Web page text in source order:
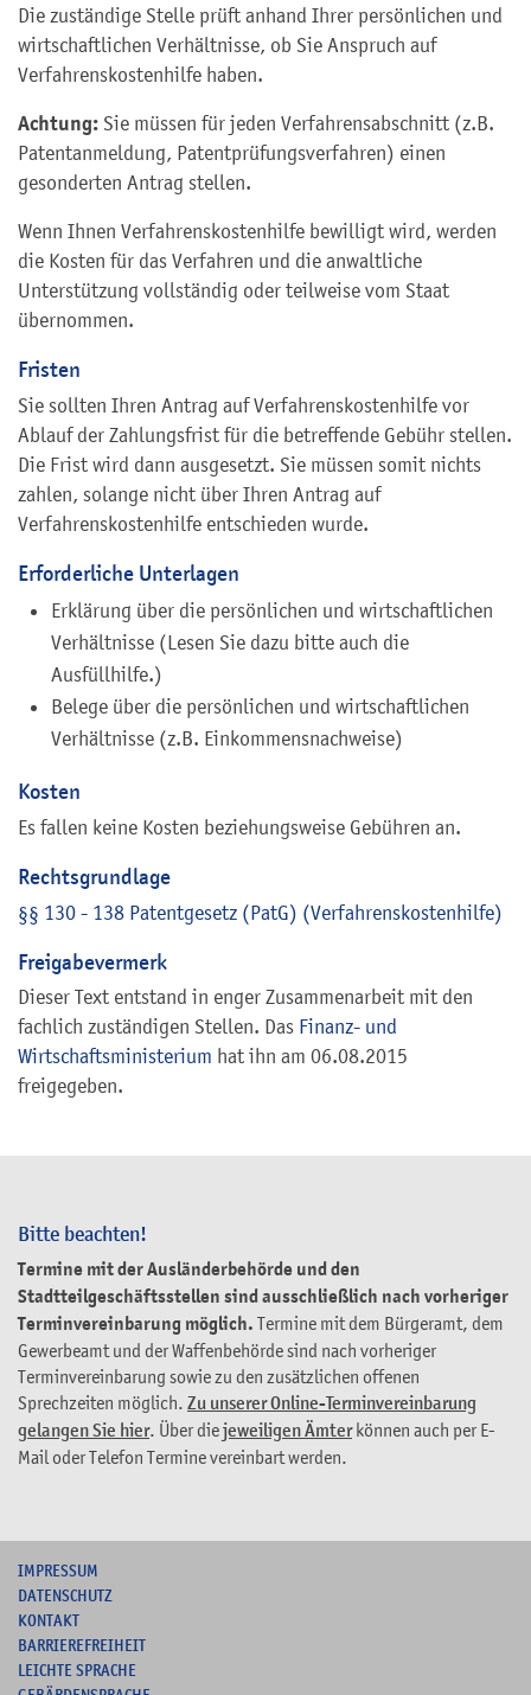
Bitte beachten!
Termine mit der Ausländerbehörde und den
Stadtteilgeschäftsstellen sind ausschließlich nach vorheriger
Terminvereinbarung möglich. Termine mit dem Bürgeramt, dem
Gewerbeamt und der Waffenbehörde sind nach vorheriger
Terminvereinbarung sowie zu den zusätzlichen offenen
Sprechzeiten möglich. Zu unserer Online-Terminvereinbarung
gelangen Sie hier. Über diejeweiligen Ämterkönnen auch per E-
Mail oder Telefon Termine vereinbart werden.
Die zuständige Stelle prüft anhand Ihrer persönlichen und
wirtschaftlichen Verhältnisse, ob Sie Anspruch auf
Verfahrenskostenhilfe haben.
Achtung: Sie müssen für jeden Verfahrensabschnitt (z.B.
Patentanmeldung, Patentprüfungsverfahren) einen
gesonderten Antrag stellen.
Wenn Ihnen Verfahrenskostenhilfe bewilligt wird, werden
die Kosten für das Verfahren und die anwaltliche
Unterstützung vollständig oder teilweise vom Staat
übernommen.
Fristen
Sie sollten Ihren Antrag auf Verfahrenskostenhilfe vor
Ablauf der Zahlungsfrist für die betreffende Gebühr stellen.
Die Frist wird dann ausgesetzt. Sie müssen somit nichts
zahlen, solange nicht über Ihren Antrag auf
Verfahrenskostenhilfe entschieden wurde.
Erforderliche Unterlagen
Erklärung über die persönlichen und wirtschaftlichen
Verhältnisse (Lesen Sie dazu bitte auch die
Ausfüllhilfe.)
Belege über die persönlichen und wirtschaftlichen
Verhältnisse (z.B. Einkommensnachweise)
Kosten
Es fallen keine Kosten beziehungsweise Gebühren an.
Rechtsgrundlage
§§ 130 - 138 Patentgesetz (PatG) (Verfahrenskostenhilfe)
Freigabevermerk
Dieser Text entstand in enger Zusammenarbeit mit den
fachlich zuständigen Stellen. Das Finanz- und
Wirtschaftsministerium hat ihn am 06.08.2015
freigegeben.
IMPRESSUM
DATENSCHUTZ
KONTAKT
BARRIEREFREIHEIT
LEICHTE SPRACHE